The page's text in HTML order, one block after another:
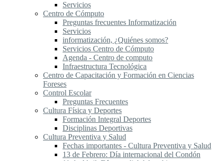
Servicios
Centro de Cómputo
Preguntas frecuentes Informatización
Servicios
informatización, ¿Quiénes somos?
Servicios Centro de Cómputo
Agenda - Centro de computo
Infraestructura Tecnológica
Centro de Capacitación y Formación en Ciencias
Foreses
Control Escolar
Preguntas Frecuentes
Cultura Física y Deportes
Formación Integral Deportes
Disciplinas Deportivas
Cultura Preventiva y Salud
Fechas importantes - Cultura Preventiva y Salud
13 de Febrero: Día internacional del Condón